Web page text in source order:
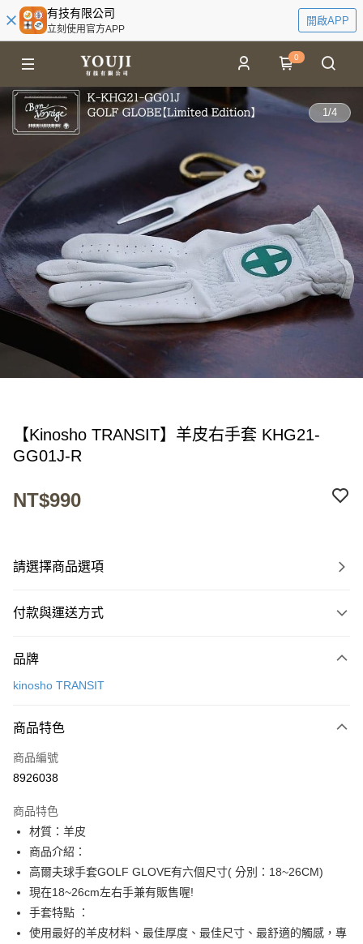
有技有限公司
立刻使用官方APP
開啟APP
0
1/4
【Kinosho TRANSIT】羊皮右手套 KHG21-
GG01J-R
NT$990
請選擇商品選項
付款與運送方式
信用卡一次付款
LINE Pay
Apple Pay
全盈+PAY
ATM付款
運送方式
全家取貨付款
每筆NT$60
品牌
kinosho TRANSIT
商品特色
商品編號
8926038
商品特色
材質：羊皮
商品介紹：
高爾夫球手套GOLF GLOVE有六個尺寸( 分別：18~26CM)
現在18~26cm左右手兼有販售喔!
手套特點 ：
使用最好的羊皮材料、最佳厚度、最佳尺寸、最舒適的觸感，專